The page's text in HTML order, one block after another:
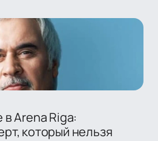
Arena Riga:
который нельзя